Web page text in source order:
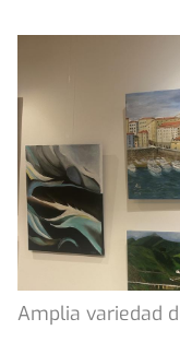
Amplia variedad